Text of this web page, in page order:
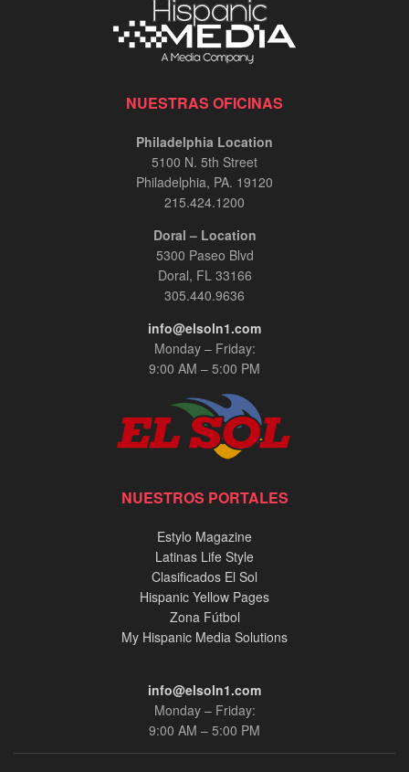
NUESTRAS OFICINAS
Philadelphia Location
5100 N. 5th Street
Philadelphia, PA. 19120
215.424.1200
Doral – Location
5300 Paseo Blvd
Doral, FL 33166
305.440.9636
info@elsoln1.com
Monday – Friday:
9:00 AM – 5:00 PM
NUESTROS PORTALES
Estylo Magazine
Latinas Life Style
Clasificados El Sol
Hispanic Yellow Pages
Zona Fútbol
My Hispanic Media Solutions
info@elsoln1.com
Monday – Friday:
9:00 AM – 5:00 PM